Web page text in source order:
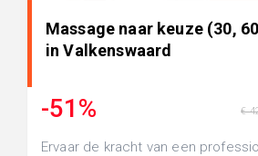
Massage naar keuze (30,
in Valkenswaard
-51% €
Ervaar de kracht van een